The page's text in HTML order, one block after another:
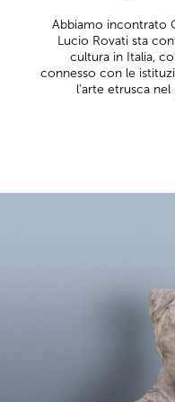
Abbiamo incontrato
Lucio Rovati sta
cultura in Italia,
connesso con le
l'arte etrusca